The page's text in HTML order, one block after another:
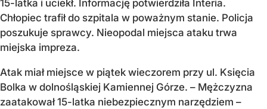
15-latka i uciekł. Informację potwierdziła Interia.
Chłopiec trafił do szpitala w poważnym stanie. Policja
poszukuje sprawcy. Nieopodal miejsca ataku trwa
miejska impreza.
Atak miał miejsce w piątek wieczorem przy ul. Księcia
Bolka w dolnośląskiej Kamiennej Górze. – Mężczyzna
zaatakował 15-latka niebezpiecznym narzędziem –